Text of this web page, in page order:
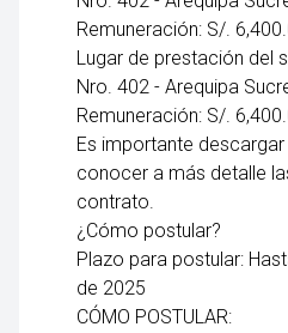
Remuneración: S/.
Lugar de prestación del
Nro. 402 - Arequipa
Remuneración: S/.
Es importante
conocer a más detalle
contrato.
¿Cómo postular?
Plazo para postular:
de 2025
CÓMO POSTULAR: